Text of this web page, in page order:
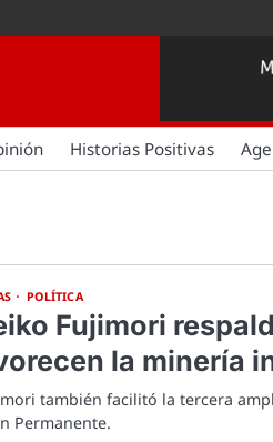
Historias Positivas
POLÍTICA
Fujimori
la minería
también facilitó la tercera
Permanente.